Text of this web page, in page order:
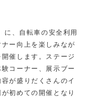
、自転車の安全利用
ー向上を楽しみなが
催します。ステージ
コーナー、展示ブー
が盛りだくさんのイ
初めての開催となり